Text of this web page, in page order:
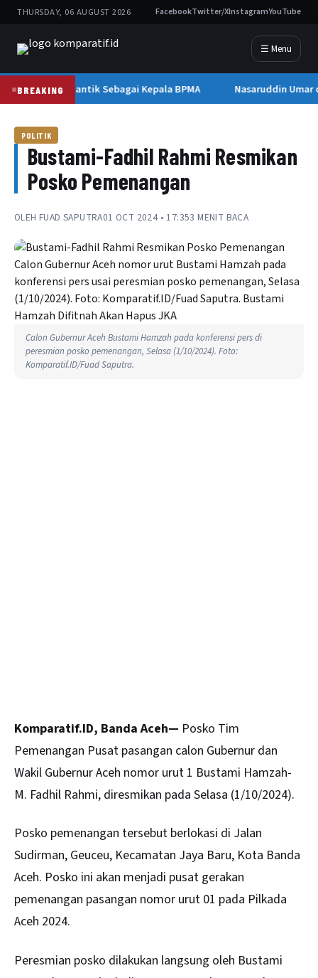
THURSDAY, 06 AUGUST 2026 FacebookTwitter/XInstagramYouTube
☰ Menu
BREAKING
Mawardi Nur Dilantik Sebagai Kepala BPMA Nasaruddin Umar
POLITIK
Bustami-Fadhil Rahmi Resmikan
Posko Pemenangan
OLEH FUAD SAPUTRA01 OCT 2024 • 17:353 MENIT BACA
Calon Gubernur Aceh Bustami Hamzah pada konferensi pers di
peresmian posko pemenangan, Selasa (1/10/2024). Foto:
Komparatif.ID/Fuad Saputra.
Komparatif.ID, Banda Aceh— Posko Tim
Pemenangan Pusat pasangan calon Gubernur dan
Wakil GubernurAceh nomor urut 1 Bustami Hamzah-
M. Fadhil Rahmi, diresmikan pada Selasa (1/10/2024).
Posko pemenangan tersebut berlokasi di Jalan
Sudirman, Geuceu, Kecamatan Jaya Baru, Kota Banda
Aceh. Posko ini akan menjadi pusat gerakan
pemenangan pasangan nomor urut 01 pada Pilkada
Aceh 2024.
Peresmian posko dilakukan langsung oleh Bustami